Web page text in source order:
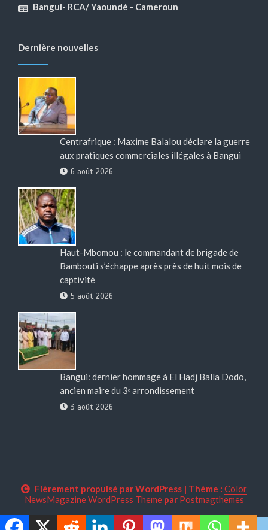
Bangui- RCA/ Yaoundé - Cameroun
Dernière nouvelles
Centrafrique : Maxime Balalou déclare la guerre
aux pratiques commerciales illégales à Bangui
6 août 2026
Haut-Mbomou : le commandant de brigade de
Bambouti s’échappe après près de huit mois de
captivité
5 août 2026
Bangui: dernier hommage à El Hadj Balla Dodo,
ancien maire du 3ᵉ arrondissement
3 août 2026
Fièrement propulsé par WordPress | Thème : Color
NewsMagazine WordPress Themepar Postmagthemes